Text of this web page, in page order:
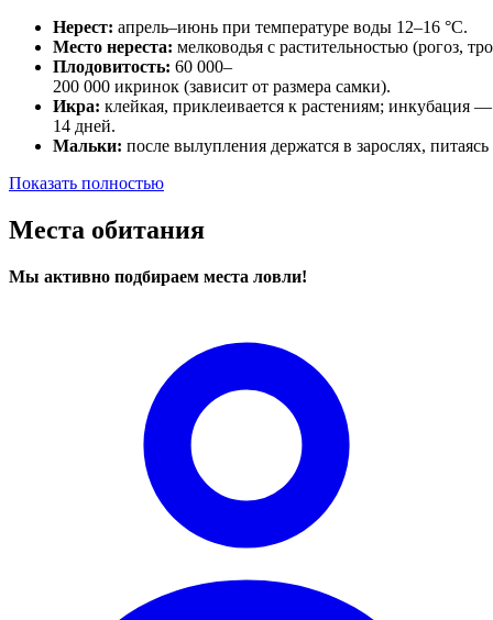
Нерест: апрель–июнь при температуре воды 12–16 °C.
Место нереста: мелководья с растительностью (рогоз,
Плодовитость: 60 000–
200 000 икринок (зависит от размера самки).
Икра: клейкая, приклеивается к растениям; инкубация
14 дней.
Мальки: после вылупления держатся в зарослях,
Показать полностью
Места обитания
Мы активно подбираем места ловли!